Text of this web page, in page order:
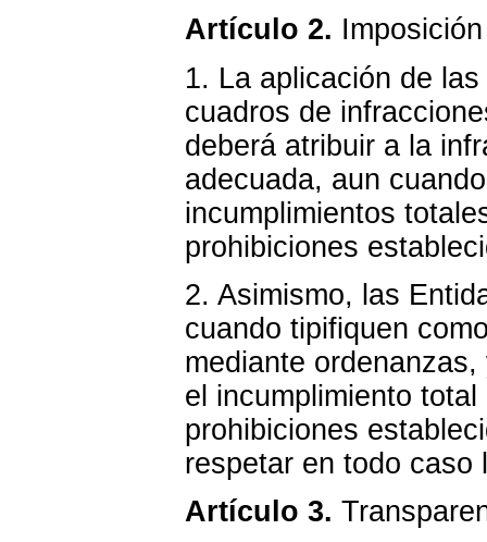
Artículo 2.
1. La aplicación de
cuadros de
deberá atribuir a la
adecuada, aun
incumplimientos
prohibiciones
2. Asimismo, las
cuando tipifiquen
mediante
el incumplimiento
prohibiciones
respetar en todo caso
Artículo 3.